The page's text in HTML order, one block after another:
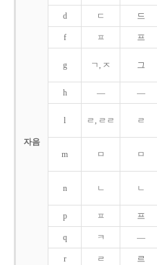
자음
d ㄷ 드
f ㅍ 프
g ㄱ, ㅈ 그
h ― ―
l ㄹ, ㄹㄹ ㄹ
m ㅁ ㅁ
n ㄴ ㄴ
p ㅍ 프
q ㅋ ―
r ㄹ 르